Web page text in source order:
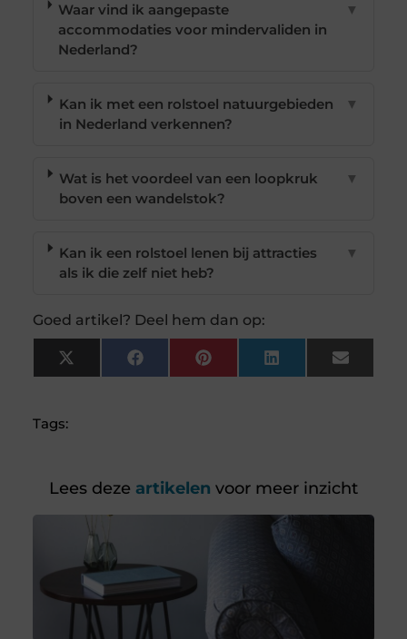
Waar vind ik aangepaste
accommodaties voor mindervaliden in
Nederland?
▼
Kan ik met een rolstoel natuurgebieden
in Nederland verkennen?
▼
Wat is het voordeel van een loopkruk
boven een wandelstok?
▼
Kan ik een rolstoel lenen bij attracties
als ik die zelf niet heb?
▼
Goed artikel? Deel hem dan op:
X
(Twitter)
FacebookPinterest LinkedIn Email
Tags:
Lees deze artikelen voor meer inzicht